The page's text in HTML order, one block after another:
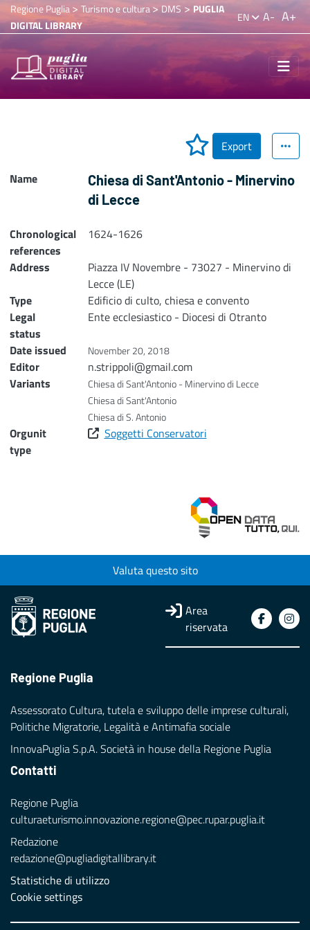
Regione Puglia> Turismo e cultura>DMS > PUGLIA
DIGITAL LIBRARY
EN A- A+
Export
Name
Chiesa di Sant'Antonio - Minervino
di Lecce
Chronological
references
1624-1626
Address
Piazza IV Novembre - 73027 - Minervino di
Lecce (LE)
Type
Edificio di culto, chiesa e convento
Legal
status
Ente ecclesiastico - Diocesi di Otranto
Date issued
November 20, 2018
Editor
n.strippoli@gmail.com
Variants
Chiesa di Sant'Antonio - Minervino di Lecce
Chiesa di Sant'Antonio
Chiesa di S. Antonio
Orgunit
type
Soggetti Conservatori
Valuta questo sito
Area
riservata
Regione Puglia
Assessorato Cultura, tutela e sviluppo delle imprese culturali,
Politiche Migratorie, Legalità e Antimafia sociale
InnovaPuglia S.p.A. Società in house della Regione Puglia
Contatti
Regione Puglia
culturaeturismo.innovazione.regione@pec.rupar.puglia.it
Redazione
redazione@pugliadigitallibrary.it
Statistiche di utilizzo
Cookie settings